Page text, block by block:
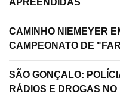
APREENDIDAS
CAMINHO NIEMEYER
CAMPEONATO DE
SÃO GONÇALO:
RÁDIOS E DROGAS